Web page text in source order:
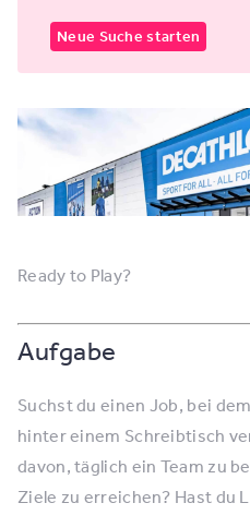
Neue Suche starten
Ready to Play?
Aufgabe
Suchst du einen Job, bei
hinter einem Schreibtisch
davon, täglich ein Team zu
Ziele zu erreichen? Hast du